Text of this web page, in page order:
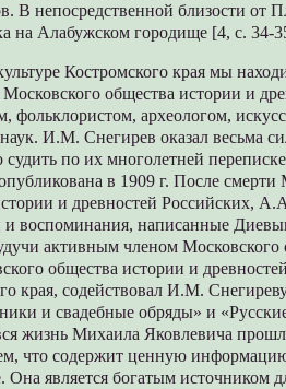
В непосредственной близости от
на Алабужском городище [4, с. 34-
Костромского края мы
общества истории и
фольклористом, археологом,
И.М. Снегирев оказал весьма
по их многолетней
в 1909 г. После
и древностей Российских,
и воспоминания, написанные
активным членом Московского
общества истории и
края, содействовал И.М.
и свадебные обряды» и
жизнь Михаила Яковлевича
что содержит ценную
Она является богатым источником